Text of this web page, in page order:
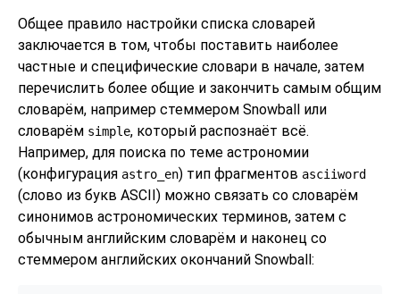
Общее правило настройки списка словарей
заключается в том, чтобы поставить наиболее
частные и специфические словари в начале, затем
перечислить более общие и закончить самым общим
словарём, например стеммером Snowball или
словарём simple, который распознаёт всё.
Например, для поиска по теме астрономии
(конфигурация astro_en) тип фрагментов asciiword
(слово из букв ASCII) можно связать со словарём
синонимов астрономических терминов, затем с
обычным английским словарём и наконец со
стеммером английских окончаний Snowball: